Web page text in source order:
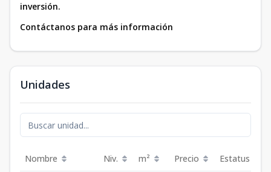
inversión.
Contáctanos para más información
Unidades
Nombre Niv. m² Precio Estatus